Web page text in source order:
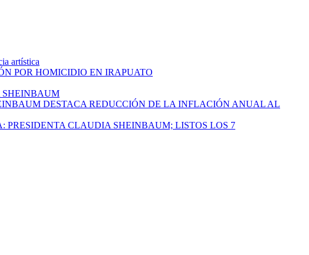
artística
POR HOMICIDIO EN IRAPUATO
SHEINBAUM
DESTACA REDUCCIÓN DE LA INFLACIÓN ANUAL AL
CLAUDIA SHEINBAUM; LISTOS LOS 7